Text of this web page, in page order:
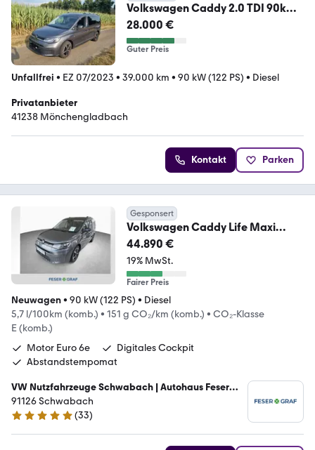
Volkswagen Caddy 2.0 TDI 90kW
DSG Style Maxi Style Maxi
28.000 €
Guter Preis
Unfallfrei • EZ 07/2023 • 39.000 km • 90 kW (122 PS) • Diesel
Privatanbieter
41238 Mönchengladbach
Kontakt Parken
Gesponsert
Volkswagen Caddy Life Maxi
ENERGY 2,0 l TDI 7-DSG
44.890 €
19% MwSt.
Fairer Preis
Neuwagen• 90 kW (122 PS) • Diesel
5,7 l/100km (komb.) • 151 g CO₂/km (komb.) • CO₂-Klasse
E (komb.)
Motor Euro 6e
Digitales Cockpit
Abstandstempomat
VW Nutzfahrzeuge Schwabach | Autohaus Feser
GmbH
91126 Schwabach
5 Sterne
(33)